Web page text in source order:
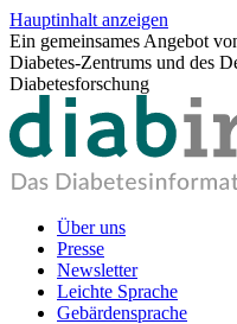
Hauptinhalt anzeigen
Ein gemeinsames Angebot
Diabetes-Zentrums und des
Diabetesforschung
Über uns
Presse
Newsletter
Leichte Sprache
Gebärdensprache